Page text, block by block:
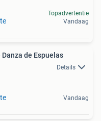
Topadvertentie
Vandaag
de Espuelas
Details
Vandaag